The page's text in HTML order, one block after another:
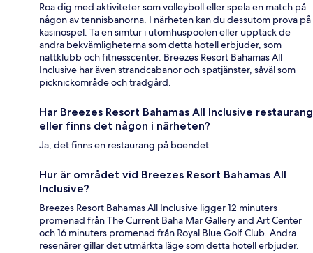
Roa dig med aktiviteter som volleyboll eller spela en match på
någon av tennisbanorna. I närheten kan du dessutom prova på
kasinospel. Ta en simtur i utomhuspoolen eller upptäck de
andra bekvämligheterna som detta hotell erbjuder, som
nattklubb och fitnesscenter. Breezes Resort Bahamas All
Inclusive har även strandcabanor och spatjänster, såväl som
picknickområde och trädgård.
Har Breezes Resort Bahamas All Inclusive restaurang
eller finns det någon i närheten?
Ja, det finns en restaurang på boendet.
Hur är området vid Breezes Resort Bahamas All
Inclusive?
Breezes Resort Bahamas All Inclusive ligger 12 minuters
promenad från The Current Baha Mar Gallery and Art Center
och 16 minuters promenad från Royal Blue Golf Club. Andra
resenärer gillar det utmärkta läge som detta hotell erbjuder.